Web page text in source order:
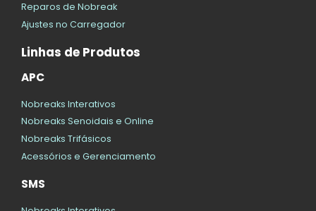
Reparos de Nobreak
Ajustes no Carregador
Linhas de Produtos
APC
Nobreaks Interativos
Nobreaks Senoidais e Online
Nobreaks Trifásicos
Acessórios e Gerenciamento
SMS